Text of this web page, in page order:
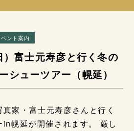
ント案内
）富士元寿彦と行く冬の
シューツアー（幌延）
家・富士元寿彦さんと行く
幌延が開催されます。 厳し